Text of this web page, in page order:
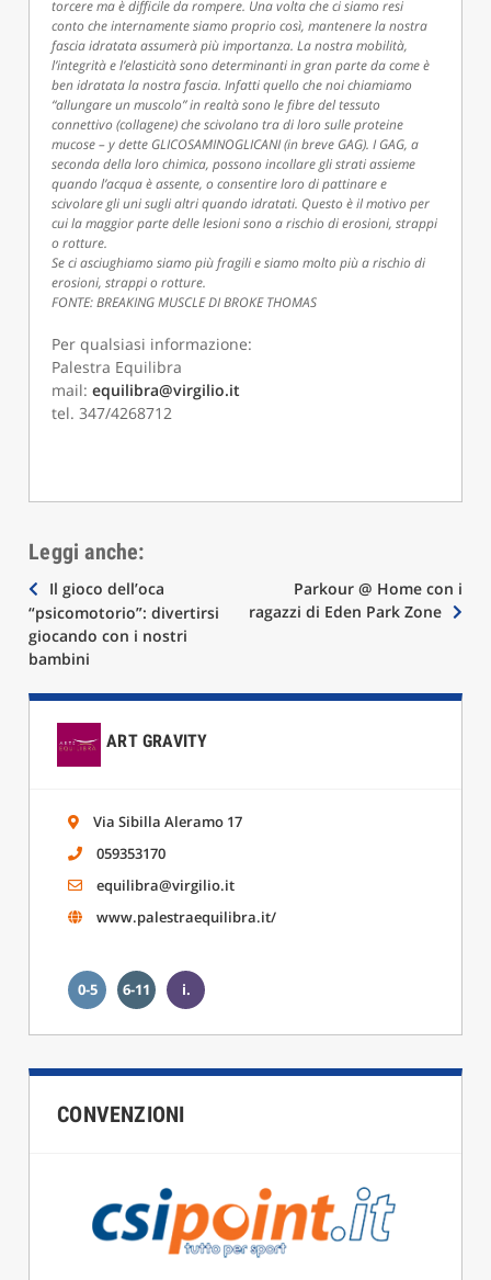
torcere ma è difficile da rompere. Una volta che ci siamo resi
conto che internamente siamo proprio così, mantenere la nostra
fascia idratata assumerà più importanza. La nostra mobilità,
l’integrità e l’elasticità sono determinanti in gran parte da come è
ben idratata la nostra fascia. Infatti quello che noi chiamiamo
“allungare un muscolo” in realtà sono le fibre del tessuto
connettivo (collagene) che scivolano tra di loro sulle proteine
mucose – y dette GLICOSAMINOGLICANI (in breve GAG). I GAG, a
seconda della loro chimica, possono incollare gli strati assieme
quando l’acqua è assente, o consentire loro di pattinare e
scivolare gli uni sugli altri quando idratati. Questo è il motivo per
cui la maggior parte delle lesioni sono a rischio di erosioni, strappi
o rotture.
Se ci asciughiamo siamo più fragili e siamo molto più a rischio di
erosioni, strappi o rotture.
FONTE: BREAKING MUSCLE DI BROKE THOMAS
Per qualsiasi informazione:
Palestra Equilibra
mail:equilibra@virgilio.it
tel. 347/4268712
Leggi anche:
Navigazione
articoli
Il gioco dell’oca
“psicomotorio”: divertirsi
giocando con i nostri
bambini
Parkour @ Home con i
ragazzi di Eden Park Zone
ART GRAVITY
Via Sibilla Aleramo 17
059353170
equilibra@virgilio.it
www.palestraequilibra.it/
0-5 6-11 i.
CONVENZIONI